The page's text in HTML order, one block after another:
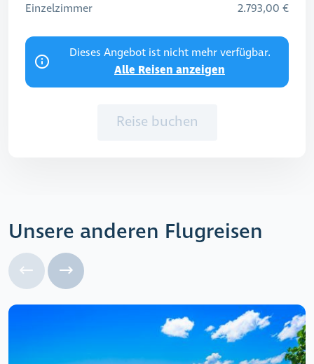
Einzelzimmer 2.793,00 €
Dieses Angebot ist nicht mehr verfügbar.
Alle Reisen anzeigen
Reise buchen
Unsere anderen Flugreisen